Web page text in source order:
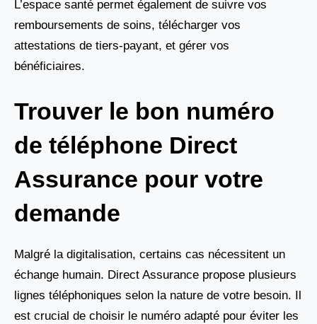
L’espace santé permet également de suivre vos
remboursements de soins, télécharger vos
attestations de tiers-payant, et gérer vos
bénéficiaires.
Trouver le bon numéro
de téléphone Direct
Assurance pour votre
demande
Malgré la digitalisation, certains cas nécessitent un
échange humain. Direct Assurance propose plusieurs
lignes téléphoniques selon la nature de votre besoin. Il
est crucial de choisir le numéro adapté pour éviter les